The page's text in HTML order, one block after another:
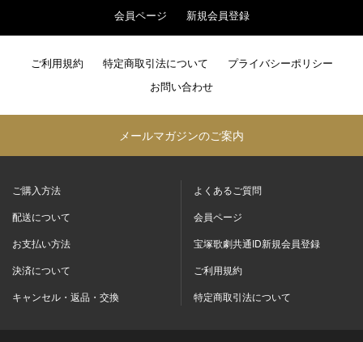
会員ページ 新規会員登録
ご利用規約 特定商取引法について プライバシーポリシー
お問い合わせ
メールマガジンのご案内
ご購入方法
配送について
お支払い方法
決済について
キャンセル・返品・交換
よくあるご質問
会員ページ
宝塚歌劇共通ID新規会員登録
ご利用規約
特定商取引法について